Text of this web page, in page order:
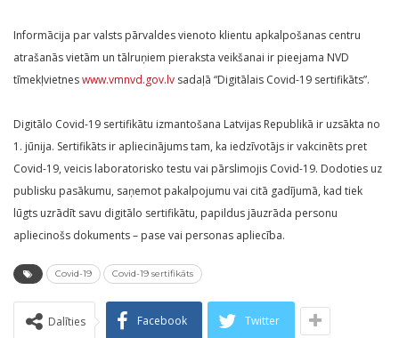
Informācija par valsts pārvaldes vienoto klientu apkalpošanas centru
atrašanās vietām un tālruņiem pieraksta veikšanai ir pieejama NVD
tīmekļvietneswww.vmnvd.gov.lv sadaļā “Digitālais Covid-19 sertifikāts”.
Digitālo Covid-19 sertifikātu izmantošana Latvijas Republikā ir uzsākta no
1. jūnija. Sertifikāts ir apliecinājums tam, ka iedzīvotājs ir vakcinēts pret
Covid-19, veicis laboratorisko testu vai pārslimojis Covid-19. Dodoties uz
publisku pasākumu, saņemot pakalpojumu vai citā gadījumā, kad tiek
lūgts uzrādīt savu digitālo sertifikātu, papildus jāuzrāda personu
apliecinošs dokuments – pase vai personas apliecība.
Covid-19 Covid-19 sertifikāts
Dalīties Facebook Twitter